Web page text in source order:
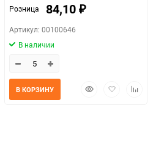
Розница 84,10 ₽
Артикул: 00100646
В наличии
БыстрыйДобавить
В КОРЗИНУ